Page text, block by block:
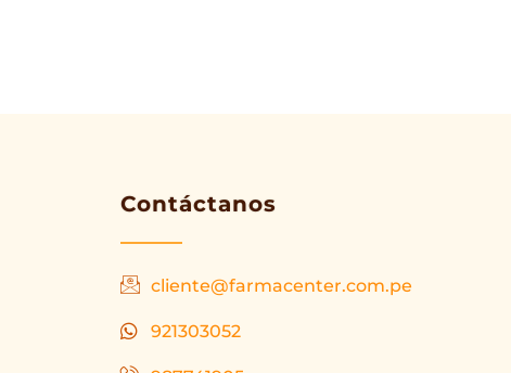
Contáctanos
cliente@farmacenter.com.pe
921303052